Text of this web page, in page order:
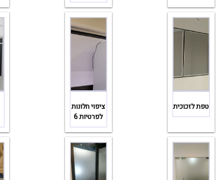
טפת לזכוכית
ציפוי חלונות
לפרטיות 6